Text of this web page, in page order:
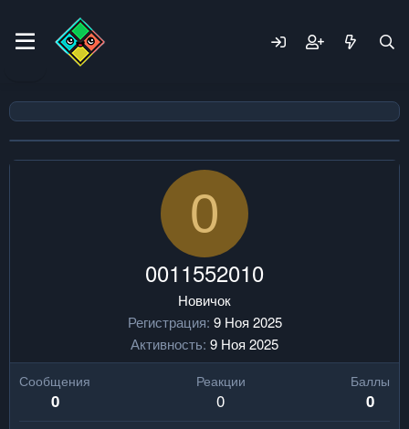
0
0011552010
Новичок
Регистрация 9 Ноя 2025
Активность 9 Ноя 2025
Сообщения
0
Реакции
0
Баллы
0